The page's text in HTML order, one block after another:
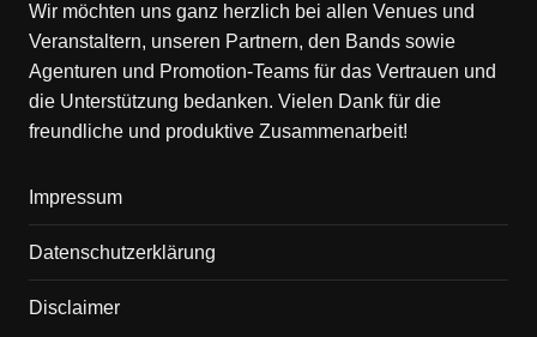
Wir möchten uns ganz herzlich bei allen Venues und
Veranstaltern, unseren Partnern, den Bands sowie
Agenturen und Promotion-Teams für das Vertrauen und
die Unterstützung bedanken. Vielen Dank für die
freundliche und produktive Zusammenarbeit!
Impressum
Datenschutzerklärung
Disclaimer